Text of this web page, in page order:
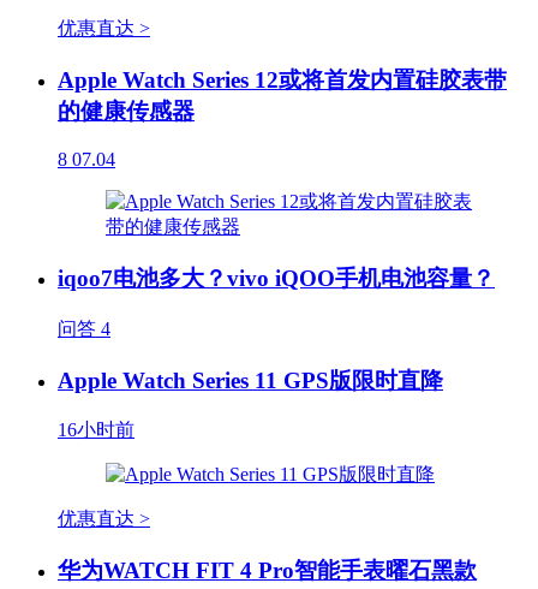
优惠直达 >
Apple Watch Series 12或将首发内置硅胶表带
的健康传感器
8 07.04
iqoo7电池多大？vivo iQOO手机电池容量？
问答 4
Apple Watch Series 11 GPS版限时直降
16小时前
优惠直达 >
华为WATCH FIT 4 Pro智能手表曜石黑款